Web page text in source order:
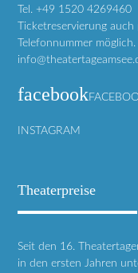
Tel. +49 1520 4269460
Ticketreservierung
Telefonnummer möglich.
facebook
INSTAGRAM
Theaterpreise
Seit den 16.
in den ersten Jahren